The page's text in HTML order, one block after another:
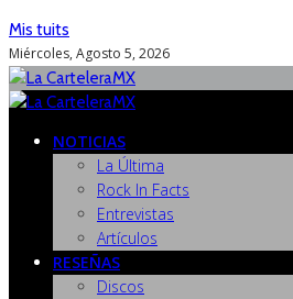
Mis tuits
Miércoles, Agosto 5, 2026
NOTICIAS
La Última
Rock In Facts
Entrevistas
Artículos
RESEÑAS
Discos